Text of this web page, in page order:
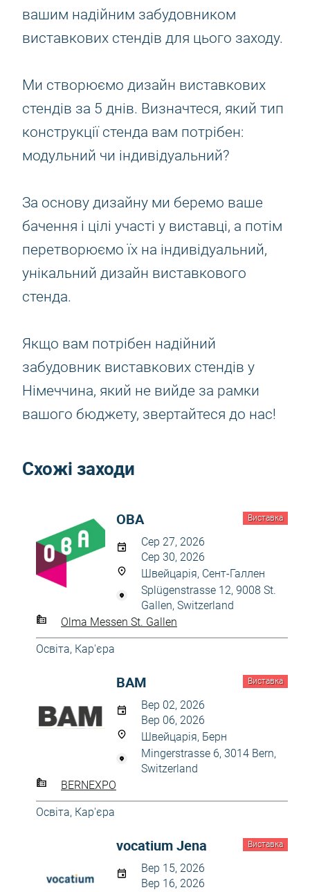
вашим надійним забудовником
виставкових стендів для цього заходу.
Ми створюємо дизайн виставкових
стендів за 5 днів. Визначтеся, який тип
конструкції стенда вам потрібен:
модульний чи індивідуальний?
За основу дизайну ми беремо ваше
бачення і цілі участі у виставці, а потім
перетворюємо їх на індивідуальний,
унікальний дизайн виставкового
стенда.
Якщо вам потрібен надійний
забудовник виставкових стендів у
Німеччина, який не вийде за рамки
вашого бюджету, звертайтеся до нас!
Схожі заходи
Виставка
OBA
Сер 27, 2026
Сер 30, 2026
Швейцарія, Сент-Галлен
Splügenstrasse 12, 9008 St.
Gallen, Switzerland
Olma Messen St. Gallen
Освіта, Кар'єра
Виставка
BAM
Вер 02, 2026
Вер 06, 2026
Швейцарія, Берн
Mingerstrasse 6, 3014 Bern,
Switzerland
BERNEXPO
Освіта, Кар'єра
Виставка
vocatium Jena
Вер 15, 2026
Вер 16, 2026